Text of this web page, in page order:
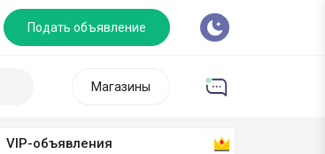
Подать объявление
Магазины
VIP-объявления